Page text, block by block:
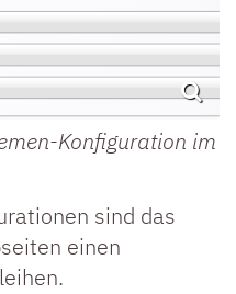
Konfiguration im
sind das
einen